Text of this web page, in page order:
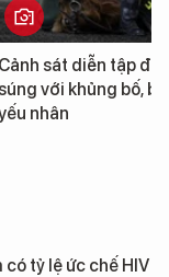
Hình ảnh đầu tiên về
tàu sân bay USS
vừa đến
có tỷ lệ ức chế HIV